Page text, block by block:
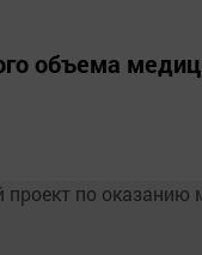
объема